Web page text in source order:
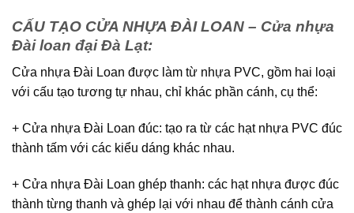
CẤU TẠO CỬA NHỰA ĐÀI LOAN – Cửa nhựa
Đài loan đại Đà Lạt:
Cửa nhựa Đài Loan được làm từ nhựa PVC, gồm hai loại
với cấu tạo tương tự nhau, chỉ khác phần cánh, cụ thể:
+ Cửa nhựa Đài Loan đúc: tạo ra từ các hạt nhựa PVC đúc
thành tấm với các kiểu dáng khác nhau.
+ Cửa nhựa Đài Loan ghép thanh: các hạt nhựa được đúc
thành từng thanh và ghép lại với nhau để thành cánh cửa